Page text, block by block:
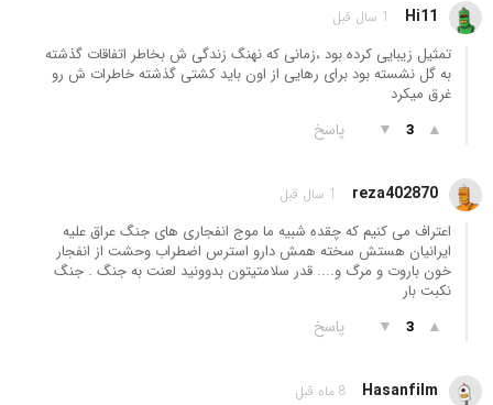
Hi11 1 سال قبل
تمثیل زیبایی کرده بود ،زمانی که نهنگ زندگی ش بخاطر اتفاقات گذشته
به گل نشسته بود برای رهایی از اون باید کشتی گذشته خاطرات ش رو
غرق میکرد
▲
3
▼ پاسخ
reza402870 1 سال قبل
اعتراف می کنیم که چقده شبیه ما موج انفجاری های جنگ عراق علیه
ایرانیان هستش سخته همش دارو استرس اضطراب وحشت از انفجار
خون باروت و مرگ و.... قدر سلامتیتون بدوونید لعنت به جنگ . جنگ
نکبت بار
▲
3
▼ پاسخ
Hasanfilm 8 ماه قبل